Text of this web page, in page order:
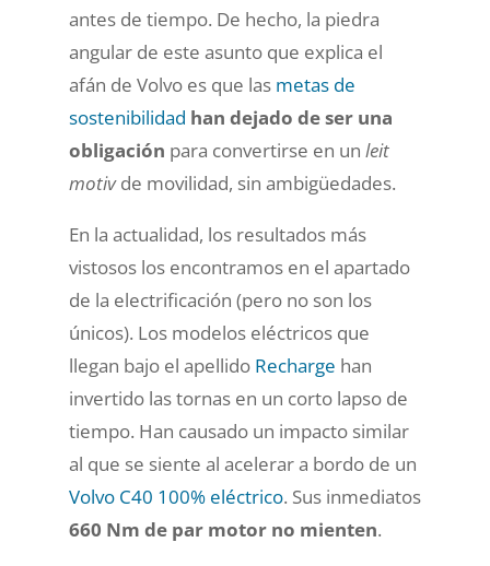
antes de tiempo. De hecho, la piedra
angular de este asunto que explica el
afán de Volvo es que las metas de
sostenibilidad han dejado de ser una
obligación para convertirse en un leit
motivde movilidad, sin ambigüedades.
En la actualidad, los resultados más
vistosos los encontramos en el apartado
de la electrificación (pero no son los
únicos). Los modelos eléctricos que
llegan bajo el apellido Recharge han
invertido las tornas en un corto lapso de
tiempo. Han causado un impacto similar
al que se siente al acelerar a bordo de un
Volvo C40 100% eléctrico. Sus inmediatos
660 Nm de par motor no mienten.